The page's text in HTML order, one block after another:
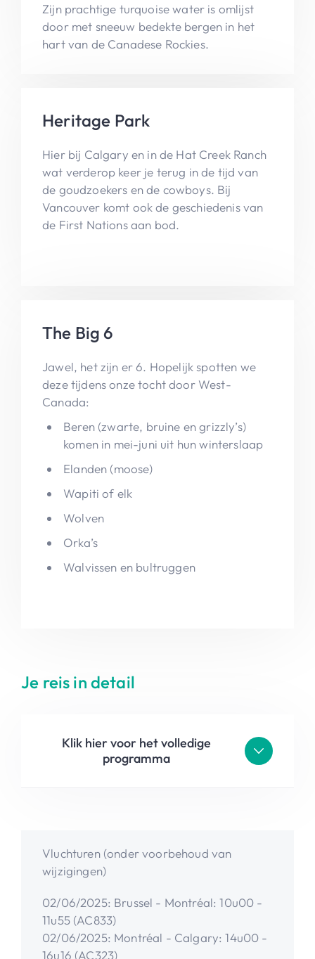
Zijn prachtige turquoise water is omlijst
door met sneeuw bedekte bergen in het
hart van de Canadese Rockies.
Heritage Park
Hier bij Calgary en in de Hat Creek Ranch
wat verderop keer je terug in de tijd van
de goudzoekers en de cowboys. Bij
Vancouver komt ook de geschiedenis van
de First Nations aan bod.
The Big 6
Jawel, het zijn er 6. Hopelijk spotten we
deze tijdens onze tocht door West-
Canada:
Beren (zwarte, bruine en grizzly’s)
komen in mei-juni uit hun winterslaap
Elanden (moose)
Wapiti of elk
Wolven
Orka’s
Walvissen en bultruggen
Je reis in detail
Klik hier voor het volledige
programma
Vluchturen (onder voorbehoud van
wijzigingen)
02/06/2025: Brussel - Montréal: 10u00 -
11u55 (AC833)
02/06/2025: Montréal - Calgary: 14u00 -
16u16 (AC323)